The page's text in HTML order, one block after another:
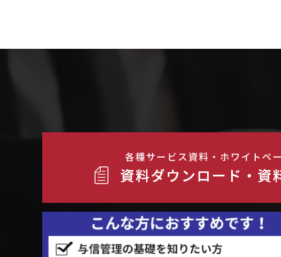
各種サービス資料・ホワイトペ
資料ダウンロード・資